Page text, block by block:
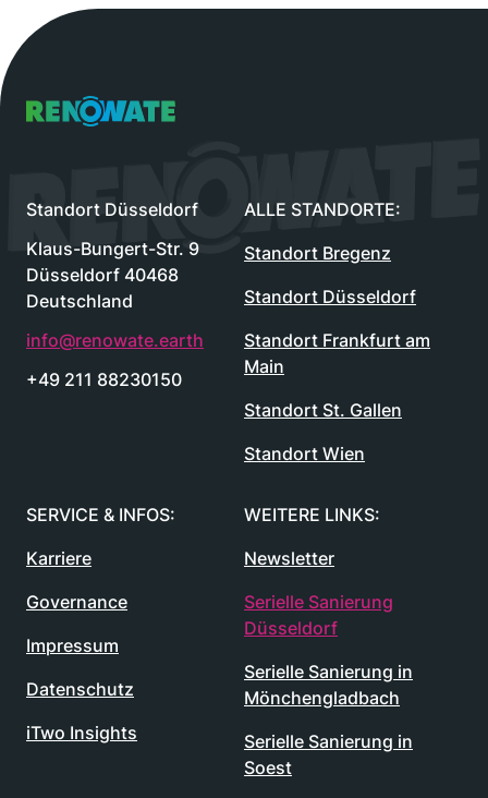
Renowate Logo
Standort Düsseldorf
Klaus-Bungert-Str. 9
Düsseldorf 40468
Deutschland
info@renowate.earth
+49 211 88230150
ALLE STANDORTE:
Standort Bregenz
Standort Düsseldorf
Standort Frankfurt am
Main
Standort St. Gallen
Standort Wien
SERVICE & INFOS:
Karriere
Governance
Impressum
Datenschutz
iTwo Insights
WEITERE LINKS:
Newsletter
Serielle Sanierung
Düsseldorf
Serielle Sanierung in
Mönchengladbach
Serielle Sanierung in
Soest